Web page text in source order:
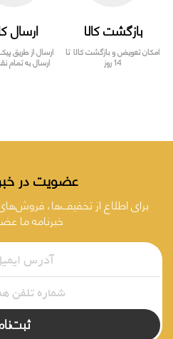
بازگشت کالا
امکان تعویض و بازگشت کالا تا
14 روز
ارسال
ارسال از طریق
ارسال به تمام
عضویت در
برای اطلاع از تخفیف‌ها،
خبرنامه ما